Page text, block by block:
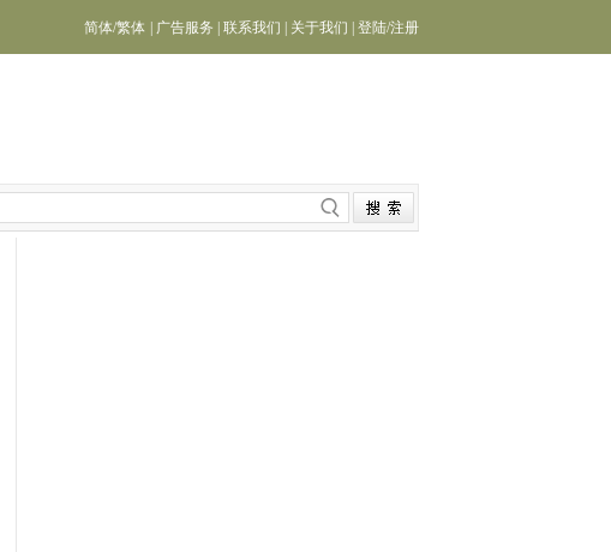
简体/繁体 广告服务 联系我们 关于我们 登陆/注册